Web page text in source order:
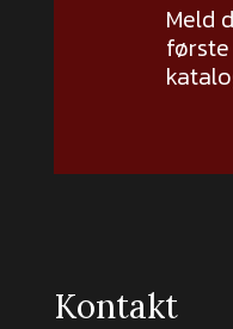
Meld
Kontakt